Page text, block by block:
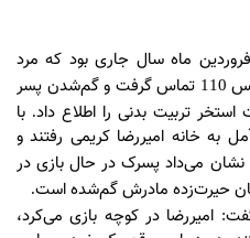
فروردین ماه سال جاری بود که مرد
110 تماس گرفت و گم‌شدن پسر
تربیت بدنی را اطلاع داد. با
به خانه امیررضا کریمی رفتند و
نشان می‌داد پسرک در حال بازی در
حیرت‌زده مادرش گم‌شده است.
: امیررضا در کوچه بازی می‌کرد،